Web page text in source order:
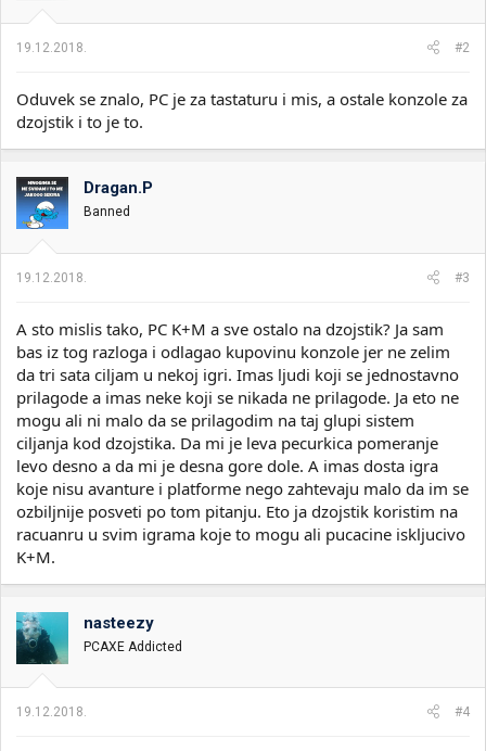
19.12.2018. #2
Oduvek se znalo, PC je za tastaturu i mis, a ostale konzole za
dzojstik i to je to.
Dragan.P
Banned
19.12.2018. #3
A sto mislis tako, PC K+M a sve ostalo na dzojstik? Ja sam
bas iz tog razloga i odlagao kupovinu konzole jer ne zelim
da tri sata ciljam u nekoj igri. Imas ljudi koji se jednostavno
prilagode a imas neke koji se nikada ne prilagode. Ja eto ne
mogu ali ni malo da se prilagodim na taj glupi sistem
ciljanja kod dzojstika. Da mi je leva pecurkica pomeranje
levo desno a da mi je desna gore dole. A imas dosta igra
koje nisu avanture i platforme nego zahtevaju malo da im se
ozbiljnije posveti po tom pitanju. Eto ja dzojstik koristim na
racuanru u svim igrama koje to mogu ali pucacine iskljucivo
K+M.
nasteezy
PCAXE Addicted
19.12.2018. #4